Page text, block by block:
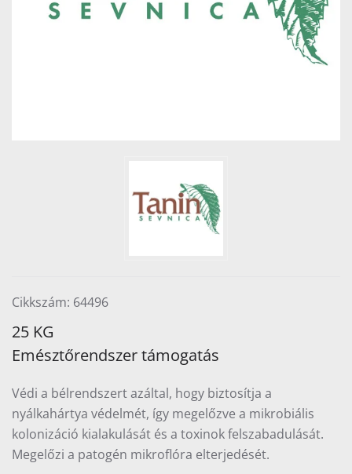
Cikkszám: 64496
25 KG
Emésztőrendszer támogatás
Védi a bélrendszert azáltal, hogy biztosítja a
nyálkahártya védelmét, így megelőzve a mikrobiális
kolonizáció kialakulását és a toxinok felszabadulását.
Megelőzi a patogén mikroflóra elterjedését.